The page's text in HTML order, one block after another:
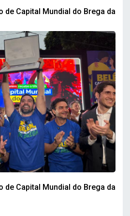
de Capital Mundial do Brega da
de Capital Mundial do Brega da